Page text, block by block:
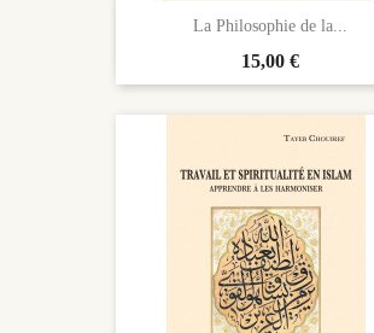
La Philosophie de la...
Prix
15,00 €